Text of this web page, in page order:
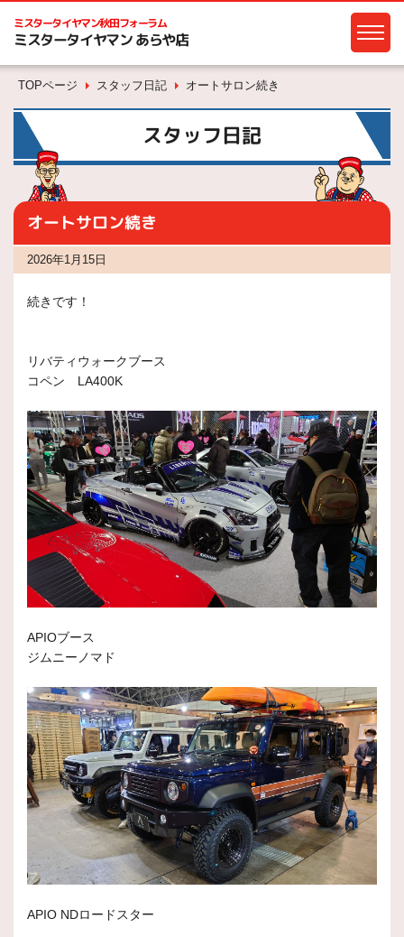
ミスタータイヤマン秋田フォーラム
ミスタータイヤマン あらや店
TOPページ スタッフ日記 オートサロン続き
スタッフ日記
オートサロン続き
2026年1月15日
続きです！
リバティウォークブース
コペン LA400K
APIOブース
ジムニーノマド
APIO NDロードスター